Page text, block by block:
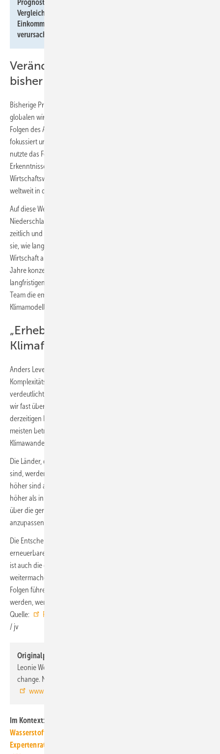
Prognostizierte Einkommensveränderungen im Jahr 2049 im
Vergleich zu einer Wirtschaft ohne Klimawandel. Die
Einkommensveränderungen sind eine Folge der bereits
verursachten Emissionen.
Veränderungen kleinteiliger als
bisher analysiert
Bisherige Prognosen der durch den Klimawandel verursachten
globalen wirtschaftlichen Schäden haben sich hauptsächlich auf die
Folgen des Anstiegs der Jahresmitteltemperatur auf Länderebene
fokussiert und lange Zeiträume betrachtet. In der vorliegenden Studie
nutzte das Forschungsteam hingegen neueste empirische
Erkenntnisse darüber, wie Wetterextreme und -änderungen das
Wirtschaftswachstum in mehr als 1600 subnationalen Regionen
weltweit in den letzten 40 Jahren beeinflusst haben.
Auf diese Weise konnten die Forschenden die durch Temperatur- und
Niederschlagsveränderungen zu erwartenden zukünftigen Schäden
zeitlich und räumlich sehr detailliert beziffern. Zudem berücksichtigten
sie, wie lange sich die Klimafolgen in der Vergangenheit auf die
Wirtschaft ausgewirkt haben. Indem sie sich dann auf die nächsten 26
Jahre konzentrierten, konnten sie Unsicherheiten reduzieren, die mit
langfristigen Projektionen verbunden sind. Dafür kombinierte das
Team die empirischen Ergebnisse mit Simulationen von 21
Klimamodellen der neusten Generation.
„Erhebliche Ungleichheit der
Klimafolgen“
Anders Levermann, Leiter der Forschungsabteilung
Komplexitätsforschung am PIK und Autor der Studie: „Unsere Studie
verdeutlicht die erhebliche Ungleichheit der Klimafolgen: Zwar stellen
wir fast überall Auswirkungen fest, insgesamt das 80-fache des
derzeitigen Bundeshaushalts, aber die tropischen Länder sind am
meisten betroffen. Weil es dort bereits wärmer ist, schlägt dort der
Klimawandel am heftigsten zu.
Die Länder, die am wenigsten für den Klimawandel verantwortlich
sind, werden voraussichtlich Einkommensverluste erleiden, die 60 %
höher sind als in den Ländern mit höherem Einkommen und 40 %
höher als in den Ländern mit höheren Emissionen. Sie verfügen auch
über die geringsten Ressourcen, um sich an die Klimafolgen
anzupassen.
Die Entscheidung liegt bei uns: Ein Strukturwandel hin zu einem
erneuerbaren Energiesystem ist für unsere Sicherheit notwendig und
ist auch die ökonomisch vernünftige Lösung. Wenn wir so
weitermachen wie bisher, wird der Klimawandel zu katastrophalen
Folgen führen. Die Temperatur des Planeten kann nur stabilisiert
werden, wenn wir aufhören Öl, Gas und Kohle zu verbrennen.“ ■
Quelle:
Potsdam-Institut für Klimafolgenforschung
/ jv
Originalpublikation:
Leonie Wenz (2024): The economic commitment of climate
change. Nature. [DOI: 10.1038/s41586-024-07219-0]
www.nature.com/articles/s41586-024-07219-0
Im Kontext:
Wasserstoff-Heizungen: Zahlt sich das für die Wärmewende aus?
Expertenrat: Zielverfehlung 2023 für Gebäude ist nicht eindeutig